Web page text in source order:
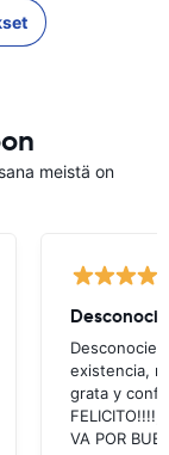
meistä on
existencia,
grata y
FELICITO!!!!,
VA POR